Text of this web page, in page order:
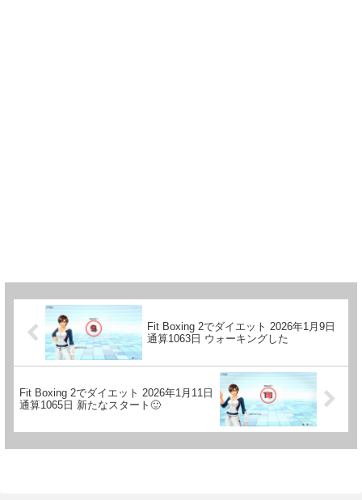
Fit Boxing 2でダイエット 2026年1月9日
通算1063日 ウォーキングした
Fit Boxing 2でダイエット 2026年1月11日
通算1065日 新たなスタート🙂